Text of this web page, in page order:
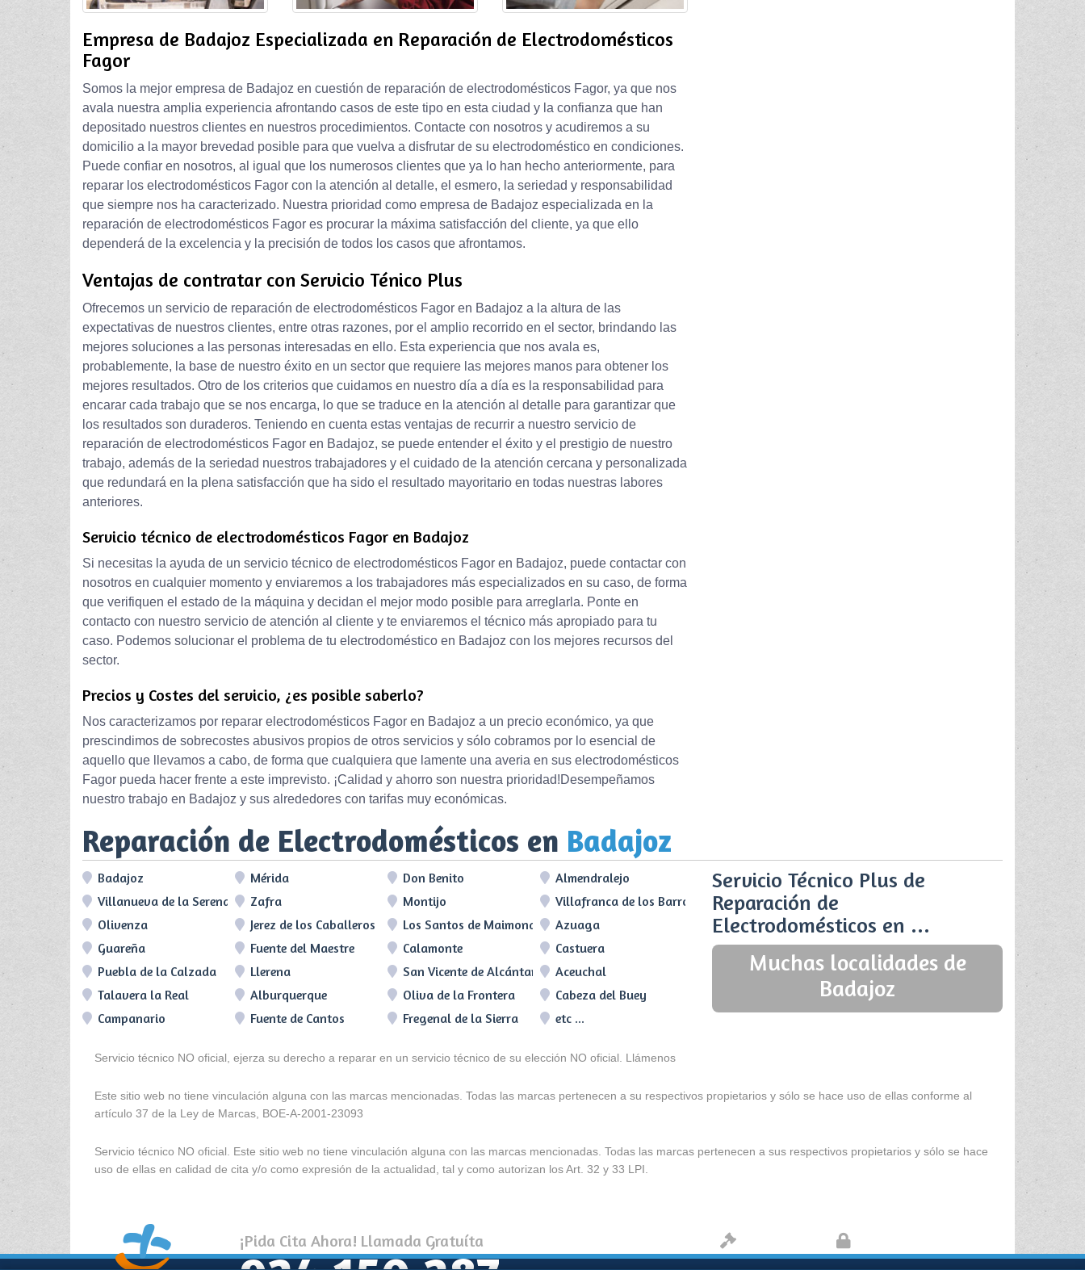
Empresa de Badajoz Especializada en Reparación de Electrodomésticos
Fagor
Somos la mejor empresa de Badajoz en cuestión de reparación de electrodomésticos Fagor, ya que nos
avala nuestra amplia experiencia afrontando casos de este tipo en esta ciudad y la confianza que han
depositado nuestros clientes en nuestros procedimientos. Contacte con nosotros y acudiremos a su
domicilio a la mayor brevedad posible para que vuelva a disfrutar de su electrodoméstico en condiciones.
Puede confiar en nosotros, al igual que los numerosos clientes que ya lo han hecho anteriormente, para
reparar los electrodomésticos Fagor con la atención al detalle, el esmero, la seriedad y responsabilidad
que siempre nos ha caracterizado. Nuestra prioridad como empresa de Badajoz especializada en la
reparación de electrodomésticos Fagor es procurar la máxima satisfacción del cliente, ya que ello
dependerá de la excelencia y la precisión de todos los casos que afrontamos.
Ventajas de contratar con Servicio Ténico Plus
Ofrecemos un servicio de reparación de electrodomésticos Fagor en Badajoz a la altura de las
expectativas de nuestros clientes, entre otras razones, por el amplio recorrido en el sector, brindando las
mejores soluciones a las personas interesadas en ello. Esta experiencia que nos avala es,
probablemente, la base de nuestro éxito en un sector que requiere las mejores manos para obtener los
mejores resultados. Otro de los criterios que cuidamos en nuestro día a día es la responsabilidad para
encarar cada trabajo que se nos encarga, lo que se traduce en la atención al detalle para garantizar que
los resultados son duraderos. Teniendo en cuenta estas ventajas de recurrir a nuestro servicio de
reparación de electrodomésticos Fagor en Badajoz, se puede entender el éxito y el prestigio de nuestro
trabajo, además de la seriedad nuestros trabajadores y el cuidado de la atención cercana y personalizada
que redundará en la plena satisfacción que ha sido el resultado mayoritario en todas nuestras labores
anteriores.
Servicio técnico de electrodomésticos Fagor en Badajoz
Si necesitas la ayuda de un servicio técnico de electrodomésticos Fagor en Badajoz, puede contactar con
nosotros en cualquier momento y enviaremos a los trabajadores más especializados en su caso, de forma
que verifiquen el estado de la máquina y decidan el mejor modo posible para arreglarla. Ponte en
contacto con nuestro servicio de atención al cliente y te enviaremos el técnico más apropiado para tu
caso. Podemos solucionar el problema de tu electrodoméstico en Badajoz con los mejores recursos del
sector.
Precios y Costes del servicio, ¿es posible saberlo?
Nos caracterizamos por reparar electrodomésticos Fagor en Badajoz a un precio económico, ya que
prescindimos de sobrecostes abusivos propios de otros servicios y sólo cobramos por lo esencial de
aquello que llevamos a cabo, de forma que cualquiera que lamente una averia en sus electrodomésticos
Fagor pueda hacer frente a este imprevisto. ¡Calidad y ahorro son nuestra prioridad!Desempeñamos
nuestro trabajo en Badajoz y sus alrededores con tarifas muy económicas.
Reparación de Electrodomésticos en Badajoz
Badajoz Mérida Don Benito
Almendralejo
Villanueva de la Serena
Zafra Montijo
Villafranca de los Barros
Olivenza
Jerez de los Caballeros Los Santos de Maimona
Azuaga
Guareña
Fuente del Maestre Calamonte
Castuera
Puebla de la Calzada
Llerena San Vicente de Alcántara
Aceuchal
Talavera la Real
Alburquerque Oliva de la Frontera
Cabeza del Buey
Campanario
Fuente de Cantos Fregenal de la Sierra etc ...
Servicio Técnico Plus de
Reparación de
Electrodomésticos en ...
Muchas localidades de
Badajoz
Servicio técnico NO oficial, ejerza su derecho a reparar en un servicio técnico de su elección NO oficial. Llámenos
Este sitio web no tiene vinculación alguna con las marcas mencionadas. Todas las marcas pertenecen a su respectivos propietarios y sólo se hace uso de ellas conforme al
artículo 37 de la Ley de Marcas, BOE-A-2001-23093
Servicio técnico NO oficial. Este sitio web no tiene vinculación alguna con las marcas mencionadas. Todas las marcas pertenecen a sus respectivos propietarios y sólo se hace
uso de ellas en calidad de cita y/o como expresión de la actualidad, tal y como autorizan los Art. 32 y 33 LPI.
¡Pida Cita Ahora! Llamada Gratuíta